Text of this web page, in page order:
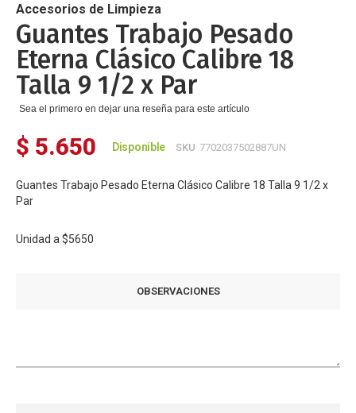
de
la
galería
de
imágenes
Accesorios de Limpieza
Guantes Trabajo Pesado
Eterna Clásico Calibre 18
Talla 9 1/2 x Par
Sea el primero en dejar una reseña para este artículo
$ 5.650 Disponible SKU 7702037502887UN
Guantes Trabajo Pesado Eterna Clásico Calibre 18 Talla 9 1/2 x
Par
Unidad a $5650
OBSERVACIONES